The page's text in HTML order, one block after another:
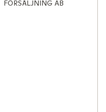
FÖRSÄLJNING AB